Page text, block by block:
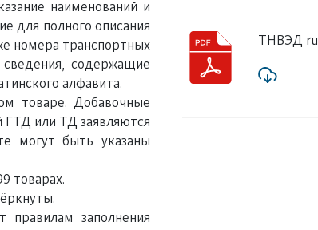
наименований и
для полного описания
номера транспортных
содержащие
алфавита.
товаре. Добавочные
ГТД или ТД заявляются
могут быть указаны
товарах.
правилам заполнения
ТНВЭД ru